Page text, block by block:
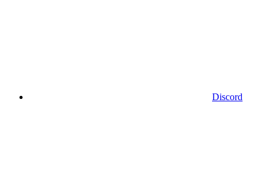
Discord